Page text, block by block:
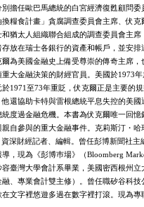
別擔任歐巴馬總統的白宮經濟復甦顧問委
換糧食計畫」貪腐調查委員會主席、伏克
和猶太人組織聯合組成的調查委員會主席
存放在瑞士各銀行的資產和帳戶，並安排
爾為美國金融史上備受尊崇的傳奇主席，
重大金融決策的財經官員。美國於1973
於1971至73年重貶，伏克爾正是主要的
他還協助卡特與雷根總統平息失控的美國
統度過金融危機。本書為伏克爾唯一回憶
親自參與的重大金融事件。克莉斯汀・哈
資深財經記者、編輯。曾任彭博新聞社主
導，現為《彭博巿場》（Bloomberg
容臺灣大學會計系畢業，美國密西根州立
融、專業會計雙主修）。曾任職矽谷科
文字裡悠遊多過在數字裡打滾。現為專